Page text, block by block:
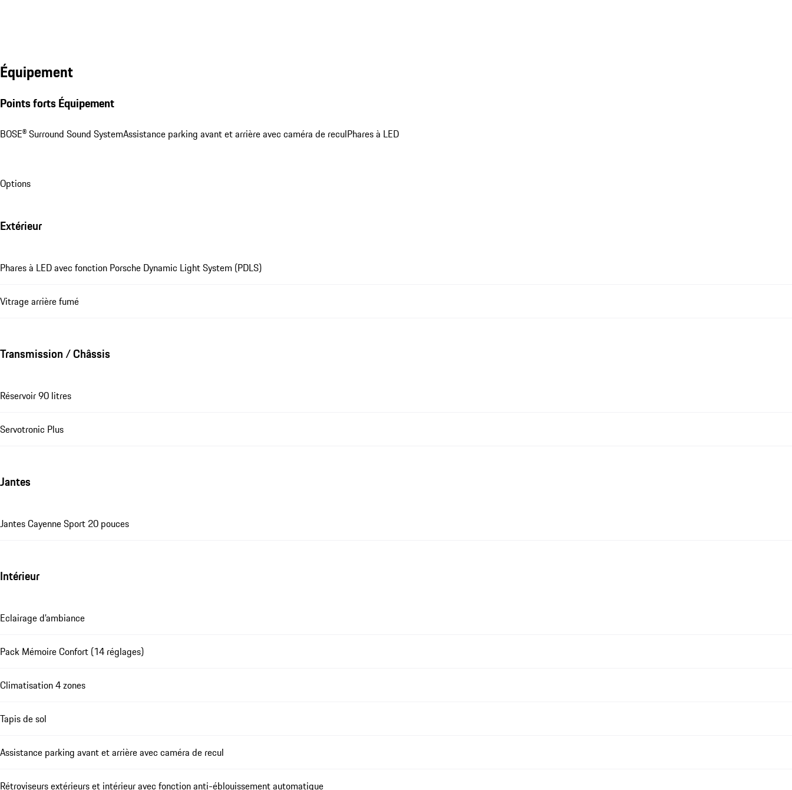
Équipement
Points forts Équipement
BOSE® Surround Sound SystemAssistance parking avant et arrière avec caméra de reculPhares à LED
Options
Extérieur
Phares à LED avec fonction Porsche Dynamic Light System (PDLS)
Vitrage arrière fumé
Transmission / Châssis
Réservoir 90 litres
Servotronic Plus
Jantes
Jantes Cayenne Sport 20 pouces
Intérieur
Eclairage d’ambiance
Pack Mémoire Confort (14 réglages)
Climatisation 4 zones
Tapis de sol
Assistance parking avant et arrière avec caméra de recul
Rétroviseurs extérieurs et intérieur avec fonction anti-éblouissement automatique